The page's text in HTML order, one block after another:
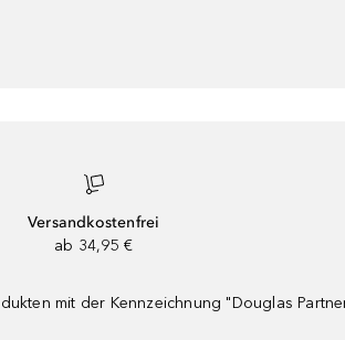
Versandkostenfrei
ab 34,95 €
mit der Kennzeichnung "Douglas